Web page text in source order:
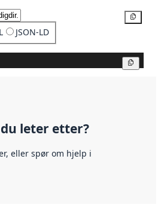
JSON-LD
leter etter?
eller spør om hjelp i